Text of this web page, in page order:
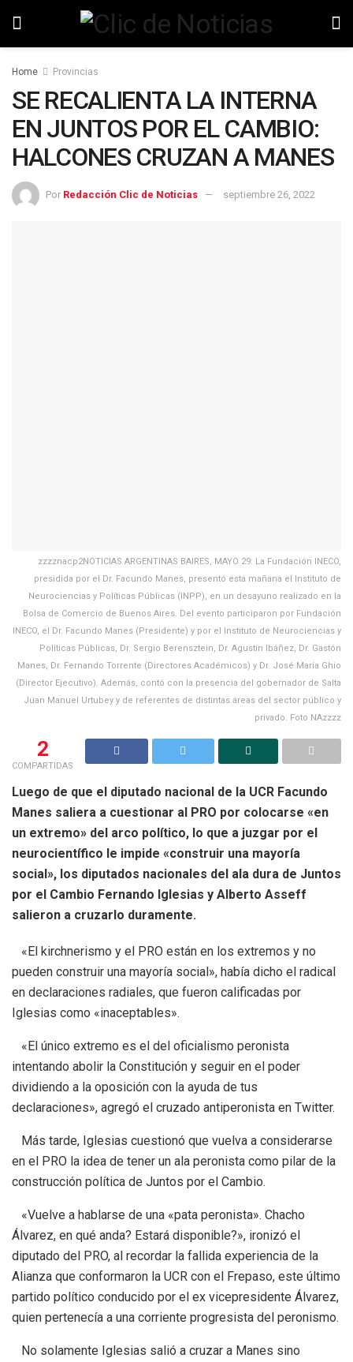
Home Provincias
SE RECALIENTA LA INTERNA
EN JUNTOS POR EL CAMBIO:
HALCONES CRUZAN A MANES
Por Redacción Clic de Noticias septiembre 26, 2022
zzzznacp2NOTICIAS ARGENTINAS BAIRES, MAYO 29: La Fundación INECO,
presidida por el Dr. Facundo Manes, presentó esta mañana el Instituto de
Neurociencias y Políticas Públicas (INPP), en un desayuno realizado en la
Bolsa de Comercio de Buenos Aires. Del evento participaron por Fundación
INECO, el Dr. Facundo Manes (Presidente) y por el Instituto de Neurociencias y
Políticas Públicas, Dr. Sergio Berensztein, Dr. Agustín Ibáñez, Dr. Gastón
Manes, Dr. Fernando Torrente (Directores Académicos) y Dr. José María Ghio
(Director Ejecutivo). Además, contó con la presencia del gobernador de Salta
Juan Manuel Urtubey y de referentes de distintas áreas del sector público y
privado. Foto NAzzzz
2
COMPARTIDAS
Luego de que el diputado nacional de la UCR Facundo
Manes saliera a cuestionar al PRO por colocarse «en
un extremo» del arco político, lo que a juzgar por el
neurocientífico le impide «construir una mayoría
social», los diputados nacionales del ala dura de Juntos
por el Cambio Fernando Iglesias y Alberto Asseff
salieron a cruzarlo duramente.
«El kirchnerismo y el PRO están en los extremos y no
pueden construir una mayoría social», había dicho el radical
en declaraciones radiales, que fueron calificadas por
Iglesias como «inaceptables».
«El único extremo es el del oficialismo peronista
intentando abolir la Constitución y seguir en el poder
dividiendo a la oposición con la ayuda de tus
declaraciones», agregó el cruzado antiperonista en Twitter.
Más tarde, Iglesias cuestionó que vuelva a considerarse
en el PRO la idea de tener un ala peronista como pilar de la
construcción política de Juntos por el Cambio.
«Vuelve a hablarse de una «pata peronista». Chacho
Álvarez, en qué anda? Estará disponible?», ironizó el
diputado del PRO, al recordar la fallida experiencia de la
Alianza que conformaron la UCR con el Frepaso, este último
partido político conducido por el ex vicepresidente Álvarez,
quien pertenecía a una corriente progresista del peronismo.
No solamente Iglesias salió a cruzar a Manes sino